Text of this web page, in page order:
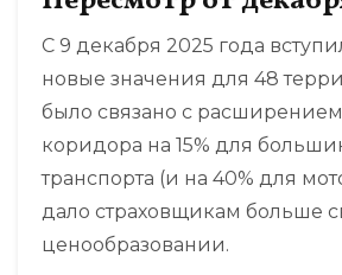
С 9 декабря 2025 года
новые значения для 48
было связано с
коридора на 15% для
транспорта (и на 40% для
дало страховщикам больше
ценообразовании.